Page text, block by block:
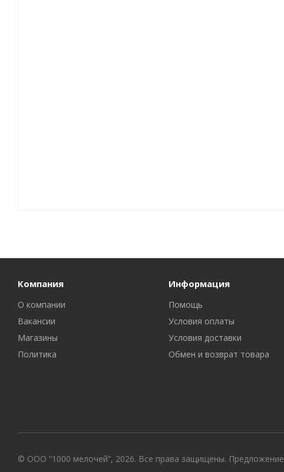
Компания
О компании
Вакансии
Магазины
Политика
Информация
Помощь
Условия оплаты
Условия доставки
Обмен и возврат товара
© ООО “1000 мелочей”, 2026. Все права защищены.